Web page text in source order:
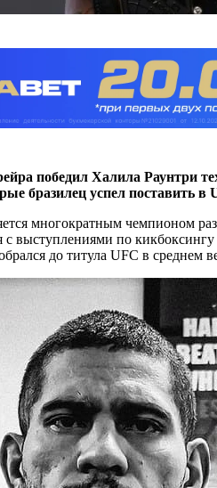
победил Халила Раунтри
бразилец успел поставить в
многократным
по кикбоксингу
до титула UFC в среднем